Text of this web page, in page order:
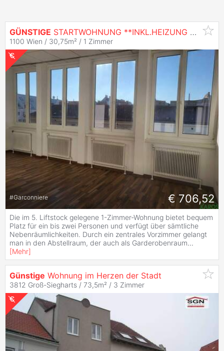
GÜNSTIGE STARTWOHNUNG **INKL.HEIZUNG + KÜCHE**
1100 Wien / 30,75m² / 1 Zimmer
#Garconniere € 706,52
Die im 5. Liftstock gelegene 1-Zimmer-Wohnung bietet bequem
Platz für ein bis zwei Personen und verfügt über sämtliche
Nebenräumlichkeiten. Durch ein zentrales Vorzimmer gelangt
man in den Abstellraum, der auch als Garderobenraum...
[Mehr]
Günstige Wohnung im Herzen der Stadt
3812 Groß-Siegharts / 73,5m² / 3 Zimmer